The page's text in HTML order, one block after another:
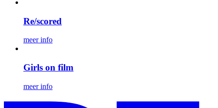
Re/scored
meer info
Girls on film
meer info